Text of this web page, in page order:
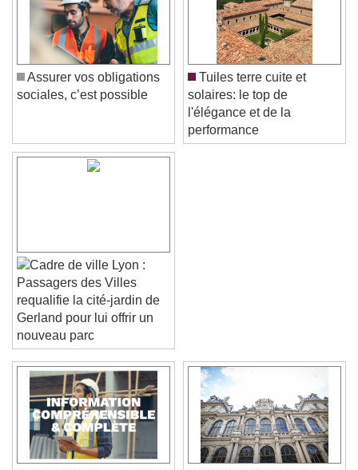
Video Player is loading.
Play Video
Play
Skip Backward
Skip Forward
Unmute
Current Time0:00
Assurer vos obligations
Tuiles terre cuite et
solaires: le top de
l'élégance et de la
performance
Lyon :
Passagers des Villes
requalifie la cité-jardin de
Gerland pour lui offrir un
nouveau parc